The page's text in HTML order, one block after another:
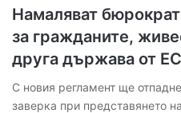
Намаляват
за гражданите,
друга държава от ЕС
С новия регламент ще
заверка при представянето